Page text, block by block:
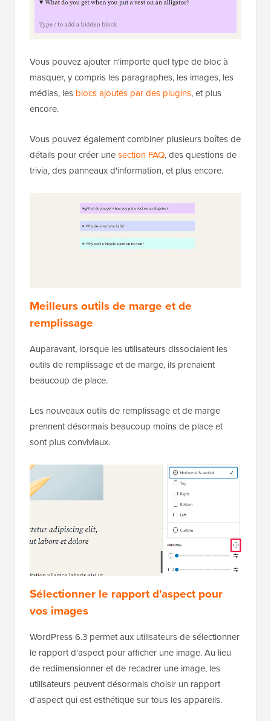
Vous pouvez ajouter n'importe quel type de bloc à
masquer, y compris les paragraphes, les images, les
médias, les blocs ajoutés par des plugins, et plus
encore.
Vous pouvez également combiner plusieurs boîtes de
détails pour créer unesection FAQ, des questions de
trivia, des panneaux d'information, et plus encore.
Meilleurs outils de marge et de
remplissage
Auparavant, lorsque les utilisateurs dissociaient les
outils de remplissage et de marge, ils prenaient
beaucoup de place.
Les nouveaux outils de remplissage et de marge
prennent désormais beaucoup moins de place et
sont plus conviviaux.
Sélectionner le rapport d'aspect pour
vos images
WordPress 6.3 permet aux utilisateurs de sélectionner
le rapport d'aspect pour afficher une image. Au lieu
de redimensionner et de recadrer une image, les
utilisateurs peuvent désormais choisir un rapport
d'aspect qui est esthétique sur tous les appareils.